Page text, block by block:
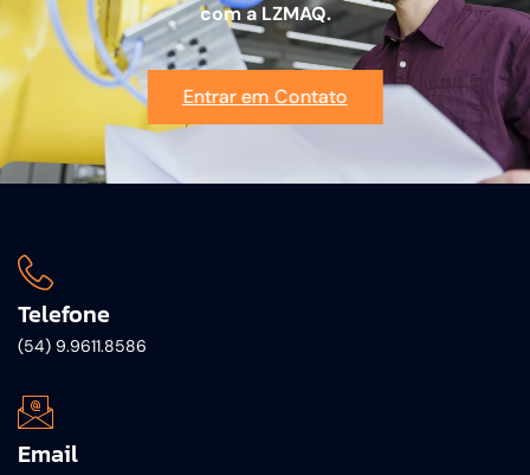
com a LZMAQ.
Entrar em Contato
Telefone
(54) 9.9611.8586
Email